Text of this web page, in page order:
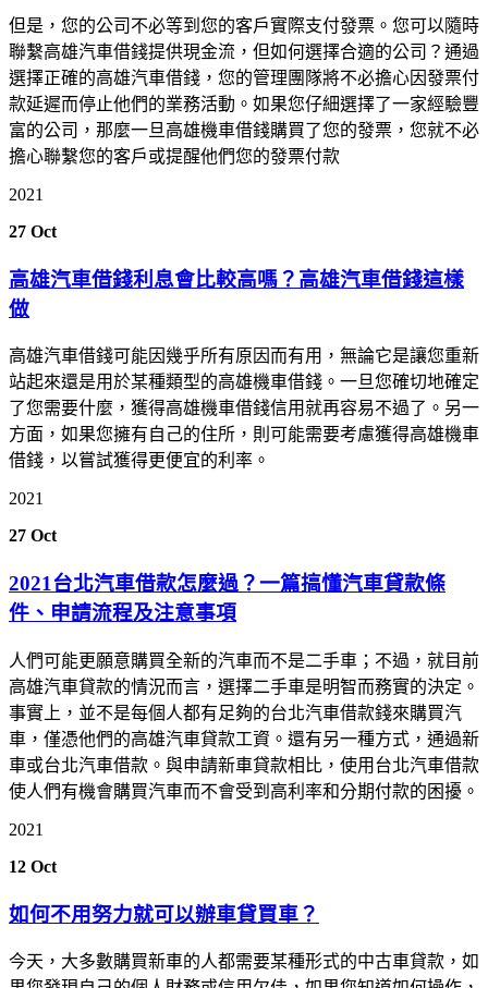
但是，您的公司不必等到您的客戶實際支付發票。您可以隨時
聯繫高雄汽車借錢提供現金流，但如何選擇合適的公司？通過
選擇正確的高雄汽車借錢，您的管理團隊將不必擔心因發票付
款延遲而停止他們的業務活動。如果您仔細選擇了一家經驗豐
富的公司，那麼一旦高雄機車借錢購買了您的發票，您就不必
擔心聯繫您的客戶或提醒他們您的發票付款
2021
27 Oct
高雄汽車借錢利息會比較高嗎？高雄汽車借錢這樣
做
高雄汽車借錢可能因幾乎所有原因而有用，無論它是讓您重新
站起來還是用於某種類型的高雄機車借錢。一旦您確切地確定
了您需要什麼，獲得高雄機車借錢信用就再容易不過了。另一
方面，如果您擁有自己的住所，則可能需要考慮獲得高雄機車
借錢，以嘗試獲得更便宜的利率。
2021
27 Oct
2021台北汽車借款怎麼過？一篇搞懂汽車貸款條
件、申請流程及注意事項
人們可能更願意購買全新的汽車而不是二手車；不過，就目前
高雄汽車貸款的情況而言，選擇二手車是明智而務實的決定。
事實上，並不是每個人都有足夠的台北汽車借款錢來購買汽
車，僅憑他們的高雄汽車貸款工資。還有另一種方式，通過新
車或台北汽車借款。與申請新車貸款相比，使用台北汽車借款
使人們有機會購買汽車而不會受到高利率和分期付款的困擾。
2021
12 Oct
如何不用努力就可以辦車貸買車？
今天，大多數購買新車的人都需要某種形式的中古車貸款，如